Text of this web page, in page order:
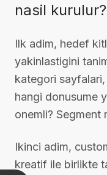
nasil kurulur?
Ilk adim, hedef
yakinlastigini
kategori
hangi donusume
onemli? Segment
Ikinci adim,
kreatif ile birlikte